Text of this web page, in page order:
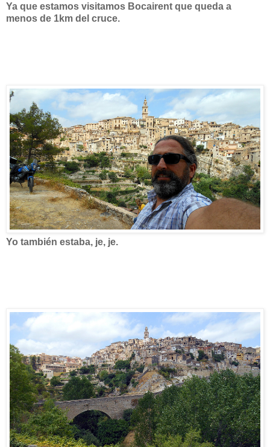
Ya que estamos visitamos Bocairent que queda a
menos de 1km del cruce.
Yo también estaba, je, je.